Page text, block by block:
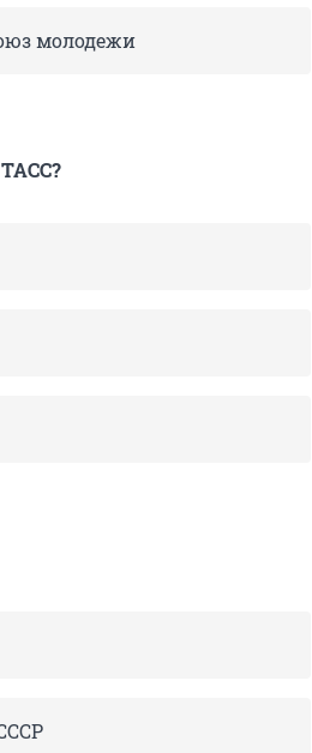
молодежи